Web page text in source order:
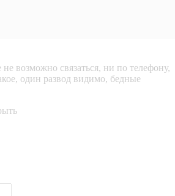
возможно связаться, ни по телефону,
один развод видимо, бедные